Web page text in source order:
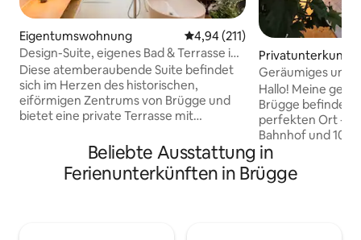
Eigentumswohnung Durchschnittliche Bewertung:
4,94 (211)
Design-Suite, eigenes Bad & Terrasse in
Brügge
Diese atemberaubende Suite befindet
sich im Herzen des historischen,
eiförmigen Zentrums von Brügge und
bietet eine private Terrasse mit
ikonischen Türme der Stadt. Im Inneren
findest du ein luxuriöses Kingsize-Bett,
ein modernes Badezimmer, einen
Privatunterkunft
Geräumiges und
an einem
Hallo! Meine
Brügge befindet
perfekten Ort - nur 10 Minuten vom
Bahnhof und 10
entfernt, in
Viertel mit
Geschäften vor
Beliebte Ausstattung in
Ferienunterkünften in Brügge